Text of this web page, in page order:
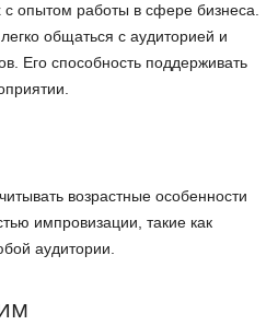
опытом работы в сфере бизнеса.
общаться с аудиторией и
Его способность поддерживать
возрастные особенности
импровизации, такие как
аудитории.